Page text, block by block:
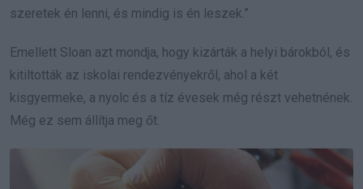
szeretek én lenni, és mindig is én leszek.”
Emellett Sloan azt mondja, hogy kizárták a helyi bárokból, és
kitiltották az iskolai rendezvényekről, ahol a két
kisgyermeke, a nyolc és a tíz évesek még részt vehetnének.
Még ez sem állítja meg őt.